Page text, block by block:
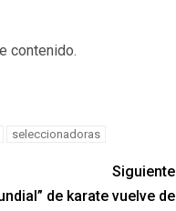
contenido.
seleccionadoras
Siguiente
de karate vuelve de